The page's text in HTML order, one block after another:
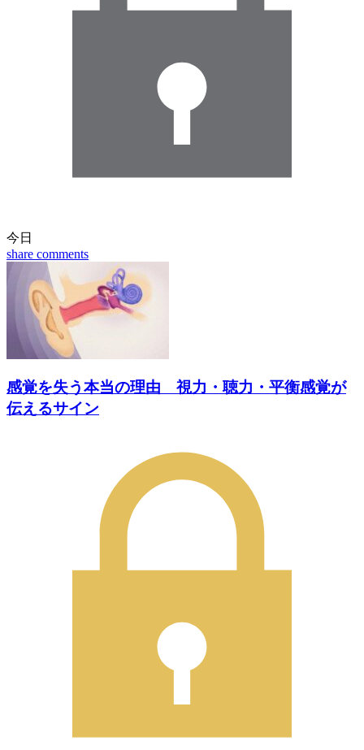
今日
share comments
感覚を失う本当の理由 視力・聴力・平衡感覚が
伝えるサイン